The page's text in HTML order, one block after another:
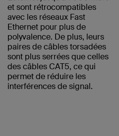
et sont rétrocompatibles
avec les réseaux Fast
Ethernet pour plus de
polyvalence. De plus, leurs
paires de câbles torsadées
sont plus serrées que celles
des câbles CAT5, ce qui
permet de réduire les
interférences de signal.